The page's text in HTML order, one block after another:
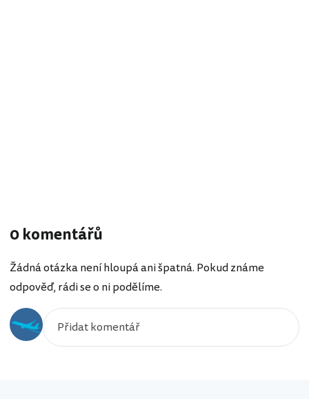
0 komentářů
Žádná otázka není hloupá ani špatná. Pokud známe
odpověď, rádi se o ni podělíme.